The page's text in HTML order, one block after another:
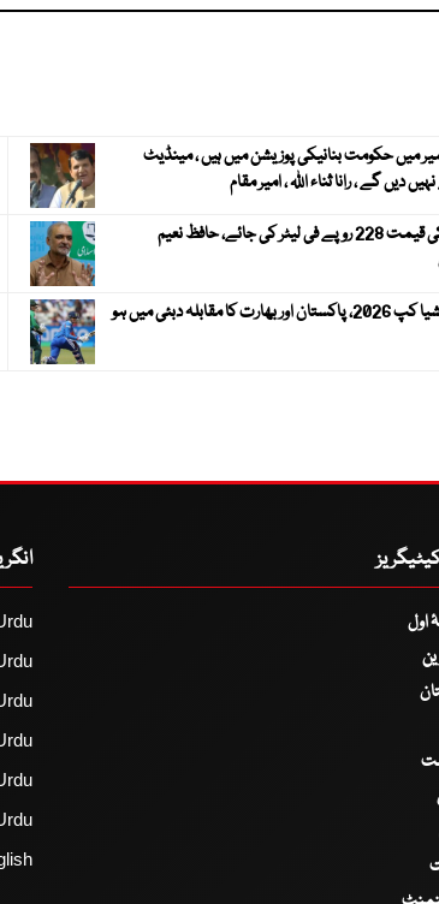
میں حکومت بنانیکی پوزیشن میں ہیں ، مینڈیٹ
دیں گے ، رانا ثناء اللہ ، امیر مقام
پیٹرول کی قیمت 228 روپے فی لیٹر کی جائے، حافظ نعیم
ویمنز ایشیا کپ 2026، پاکستان اور بھارت کا مقابلہ دبئی میں ہو
اول